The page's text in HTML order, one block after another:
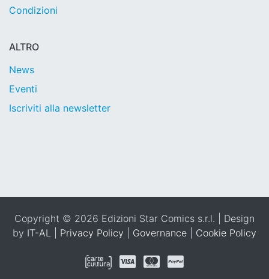
Condizioni
ALTRO
News
Eventi
Iscriviti alla newsletter
Copyright © 2026 Edizioni Star Comics s.r.l. | Design
by IT-AL Privacy Policy Governance Cookie Policy